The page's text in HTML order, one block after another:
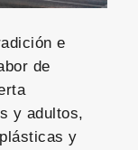
e
de
y adultos,
y